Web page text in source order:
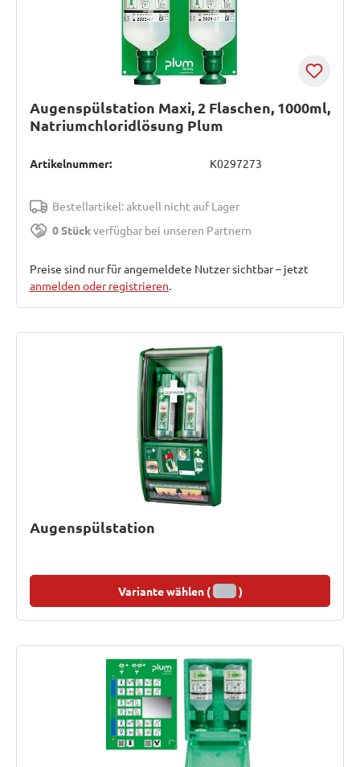
Augenspülstation Maxi, 2 Flaschen, 1000ml,
Natriumchloridlösung Plum
Artikelnummer: K0297273
Bestellartikel: aktuell nicht auf Lager
0 Stückverfügbar bei unseren Partnern
Preise sind nur für angemeldete Nutzer sichtbar – jetzt
anmelden oder registrieren.
Augenspülstation
Variante wählen ( )